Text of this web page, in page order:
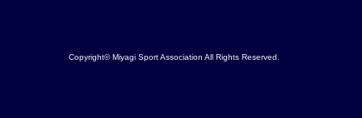
Copyright© Miyagi Sport Association All Rights Reserved.